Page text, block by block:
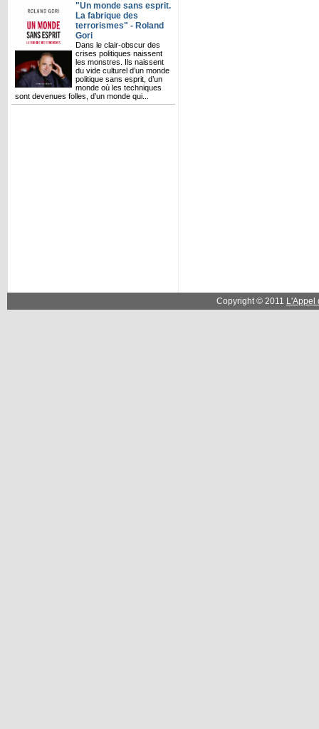
"Un monde sans esprit.
La fabrique des
terrorismes" - Roland
Gori
Dans le clair-obscur des
crises politiques naissent
les monstres. Ils naissent
du vide culturel d’un monde
politique sans esprit, d’un
monde où les techniques
sont devenues folles, d’un monde qui...
Copyright © 2011 L'Appel